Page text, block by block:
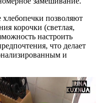
позволяют
корочки (светлая,
настроить
что делает
и